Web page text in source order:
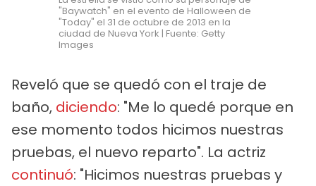
"Baywatch" en el evento de Halloween de
"Today" el 31 de octubre de 2013 en la
ciudad de Nueva York | Fuente: Getty
Images
Reveló que se quedó con el traje de
baño, diciendo: "Me lo quedé porque en
ese momento todos hicimos nuestras
pruebas, el nuevo reparto". La actriz
continuó: "Hicimos nuestras pruebas y